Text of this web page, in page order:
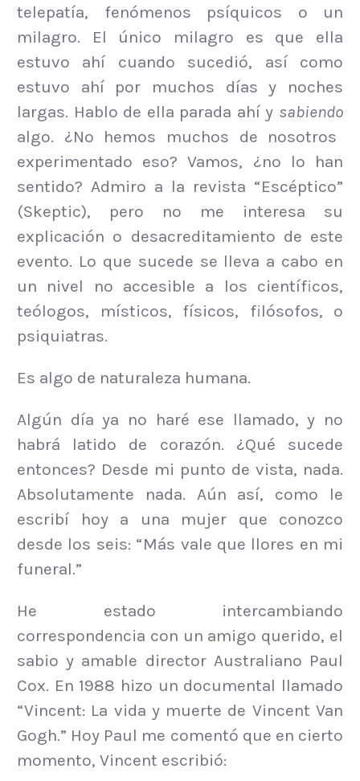
telepatía, fenómenos psíquicos o un
milagro. El único milagro es que ella
estuvo ahí cuando sucedió, así como
estuvo ahí por muchos días y noches
largas. Hablo de ella parada ahí y sabiendo
algo. ¿No hemos muchos de nosotros
experimentado eso? Vamos, ¿no lo han
sentido? Admiro a la revista “Escéptico”
(Skeptic), pero no me interesa su
explicación o desacreditamiento de este
evento. Lo que sucede se lleva a cabo en
un nivel no accesible a los científicos,
teólogos, místicos, físicos, filósofos, o
psiquiatras.
Es algo de naturaleza humana.
Algún día ya no haré ese llamado, y no
habrá latido de corazón. ¿Qué sucede
entonces? Desde mi punto de vista, nada.
Absolutamente nada. Aún así, como le
escribí hoy a una mujer que conozco
desde los seis: “Más vale que llores en mi
funeral.”
He estado intercambiando
correspondencia con un amigo querido, el
sabio y amable director Australiano Paul
Cox. En 1988 hizo un documental llamado
“Vincent: La vida y muerte de Vincent Van
Gogh.” Hoy Paul me comentó que en cierto
momento, Vincent escribió: